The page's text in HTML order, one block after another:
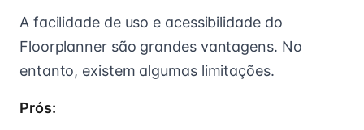
A facilidade de uso e acessibilidade do
Floorplanner são grandes vantagens. No
entanto, existem algumas limitações.
Prós: